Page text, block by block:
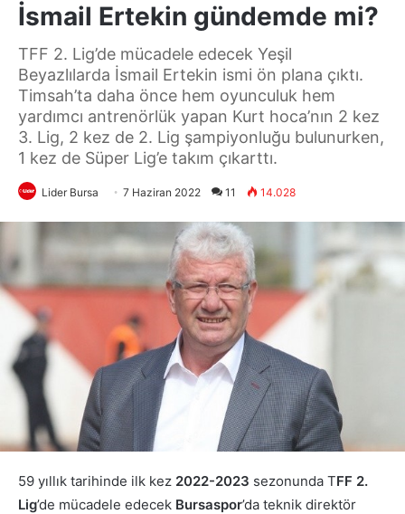
İsmail Ertekin gündemde mi?
TFF 2. Lig’de mücadele edecek Yeşil
Beyazlılarda İsmail Ertekin ismi ön plana çıktı.
Timsah’ta daha önce hem oyunculuk hem
yardımcı antrenörlük yapan Kurt hoca’nın 2 kez
3. Lig, 2 kez de 2. Lig şampiyonluğu bulunurken,
1 kez de Süper Lig’e takım çıkarttı.
Lider Bursa 7 Haziran 2022 11 14.028
59 yıllık tarihinde ilk kez 2022-2023 sezonunda TFF 2.
Lig’de mücadele edecek Bursaspor’da teknik direktör